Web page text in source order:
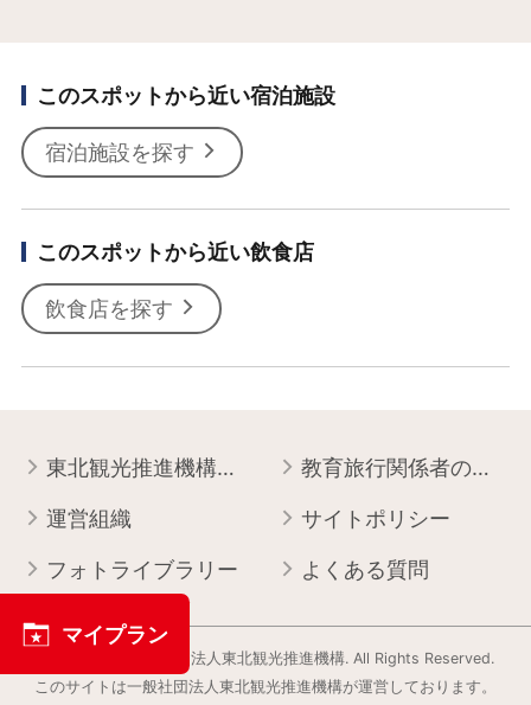
このスポットから近い宿泊施設
宿泊施設を探す
このスポットから近い飲食店
飲食店を探す
東北観光推進機構について 教育旅行関係者の皆様へ
運営組織 サイトポリシー
フォトライブラリー よくある質問
Copyright © 一般社団法人東北観光推進機構. All Rights Reserved.
このサイトは⼀般社団法⼈東北観光推進機構が運営しております。
マイプラン